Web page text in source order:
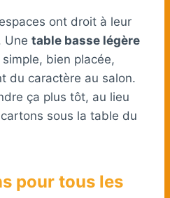
ont droit à leur
Une table basse légère
bien placée,
du caractère au salon.
ça plus tôt, au lieu
sous la table du
pour tous les